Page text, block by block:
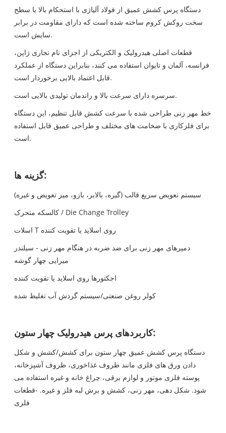
دستگاه پرس کشش عمیق از فولاد آلیاژی با استحکام بالا با سطح
سخت روکش کروم ساخته شده است که دارای مقاومت در برابر
سایش است.
قطعات اصلی هیدرولیک و الکتریکی از اجزای نام تجاری ژاپن،
فرانسه، آلمان و تایوان استفاده می کنند، بنابراین دستگاه از عملکرد
قابل اعتماد بالایی برخوردار است.
سرسره دارای سرعت بالا و راندمان تولیدی بالایی است.
خط مهر زنی طراحی شده با سرعت کشش قابل تنظیم، این دستگاه
برای فلزکاری با ضخامت های مختلف و طراحی عمیق قابل استفاده
است.
گزینه ها:
سیستم تعویض سریع قالب (گیره، بالابر، بازو، میز تعویض و غیره)
کالسکه متحرک / Die Change Trolley
اسلات T روی اسلاید یا تقویت کننده
دمپرهای مهر زنی برای ضد ضربه در هنگام مهر زنی - سیلندر
میرایی چهار گوشه
اجکتورها روی اسلاید یا تقویت کننده
کولر روغن صنعتی/سیستم گردش آب تغلیظ شده
کاربردهای پرس هیدرولیک چهار ستون:
دستگاه پرس کشش عمیق چهار ستون برای کشش/کشش و شکل
دادن ورق های فلزی مانند ظروف غذاخوری، ظروف آشپزخانه،
پوسته فلزی موتور و لوازم برقی، چراغ خانه و غیره استفاده می
شود. شکل دهی، مهر زنی، کشش و برش لبه فلز و غیره. -قطعات
فلزی